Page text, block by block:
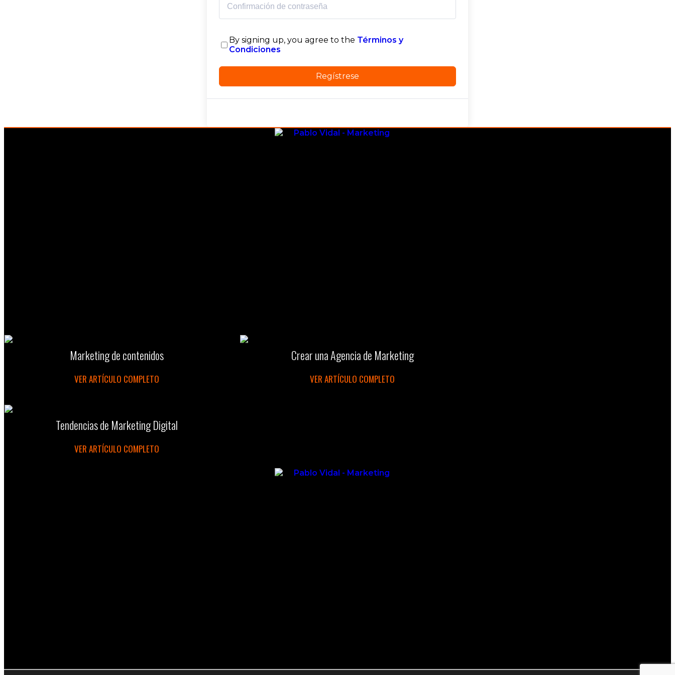
By signing up, you agree to the Términos y
Condiciones
Regístrese
Marketing de contenidos
VER ARTÍCULO COMPLETO
Crear una Agencia de Marketing
VER ARTÍCULO COMPLETO
Tendencias de Marketing Digital
VER ARTÍCULO COMPLETO